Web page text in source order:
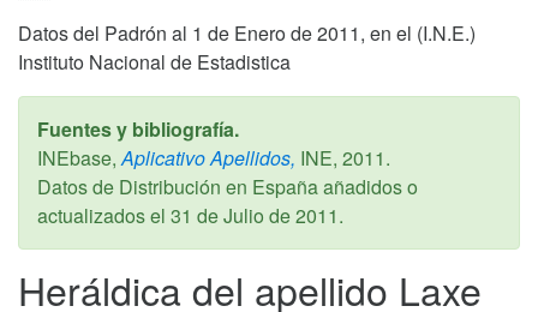
Datos del Padrón al 1 de Enero de 2011, en el (I.N.E.)
Instituto Nacional de Estadistica
Fuentes y bibliografía.
INEbase, Aplicativo Apellidos, INE, 2011.
Datos de Distribución en España añadidos o
actualizados el 31 de Julio de 2011.
Heráldica del apellido Laxe